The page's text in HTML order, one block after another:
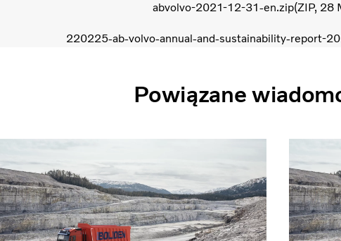
abvolvo-2021-12-31-en.zip ZIP 28
220225-ab-volvo-annual-and-sustainability-report-
Powiązane